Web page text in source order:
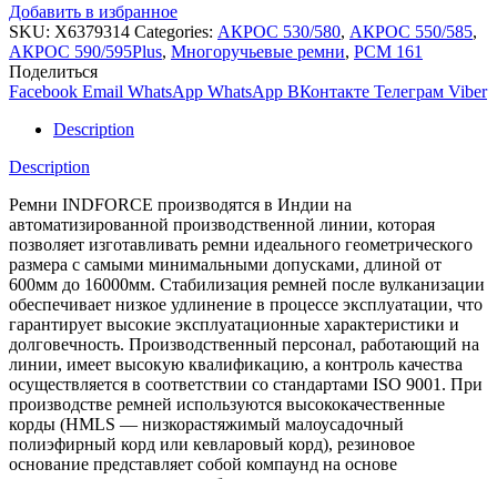
Добавить в избранное
SKU: X6379314 Categories: АКРОС 530/580, АКРОС 550/585,
АКРОС 590/595Plus, Многоручьевые ремни, РСМ 161
Поделиться
Facebook Email WhatsApp WhatsApp ВКонтакте Телеграм Viber
Description
Description
Ремни INDFORCE производятся в Индии на
автоматизированной производственной линии, которая
позволяет изготавливать ремни идеального геометрического
размера с самыми минимальными допусками, длиной от
600мм до 16000мм. Стабилизация ремней после вулканизации
обеспечивает низкое удлинение в процессе эксплуатации, что
гарантирует высокие эксплуатационные характеристики и
долговечность. Производственный персонал, работающий на
линии, имеет высокую квалификацию, а контроль качества
осуществляется в соответствии со стандартами ISO 9001. При
производстве ремней используются высококачественные
корды (HMLS — низкорастяжимый малоусадочный
полиэфирный корд или кевларовый корд), резиновое
основание представляет собой компаунд на основе